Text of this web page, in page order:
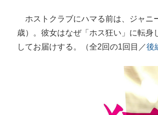
ホストクラブにハマる前は、ジャニ
歳）。彼女はなぜ「ホス狂い」に転
してお届けする。（全2回の1回目／後